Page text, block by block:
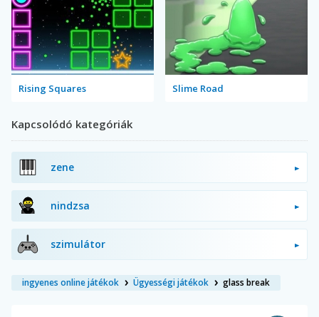
Rising Squares Slime Road
Kapcsolódó kategóriák
zene
nindzsa
szimulátor
ingyenes online játékok Ügyességi játékok glass break